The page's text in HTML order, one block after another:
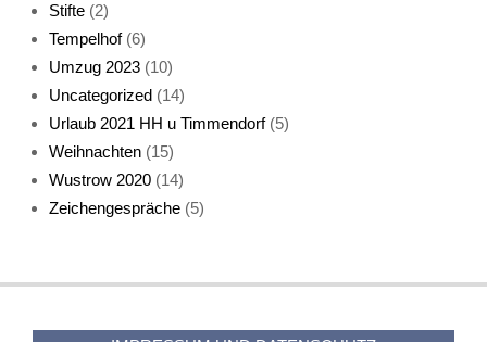
Stifte (2)
Tempelhof(6)
Umzug 2023 (10)
Uncategorized (14)
Urlaub 2021 HH u Timmendorf(5)
Weihnachten (15)
Wustrow 2020 (14)
Zeichengespräche (5)